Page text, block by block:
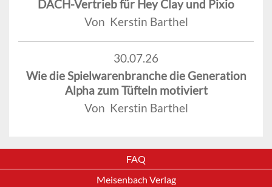
DACH-Vertrieb für Hey Clay und Pixio
Von Kerstin Barthel
30.07.26
Wie die Spielwarenbranche die Generation
Alpha zum Tüfteln motiviert
Von Kerstin Barthel
FAQ
Meisenbach Verlag